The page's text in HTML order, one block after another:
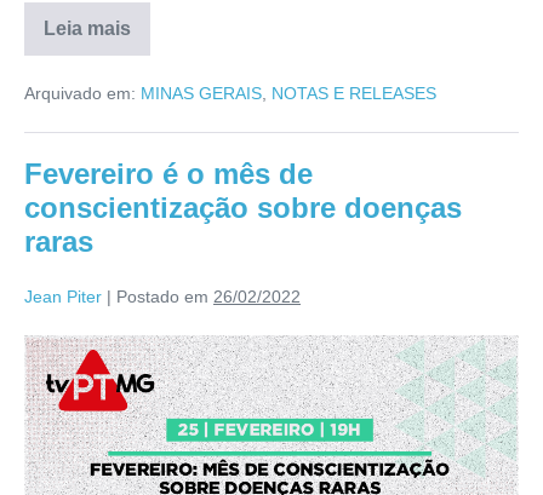
Leia mais
Arquivado em: MINAS GERAIS NOTAS E RELEASES
Fevereiro é o mês de
conscientização sobre doenças
raras
Jean Piter | Postado em 26/02/2022